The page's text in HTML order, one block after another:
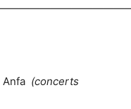
Anfa (concerts